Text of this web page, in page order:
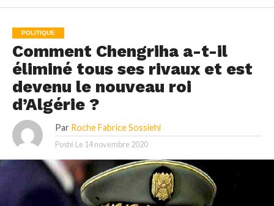
POLITIQUE
Comment Chengriha a-t-il
éliminé tous ses rivaux et est
devenu le nouveau roi
d’Algérie ?
Par Roche Fabrice Sossiehi
Posté Le 14 novembre 2020